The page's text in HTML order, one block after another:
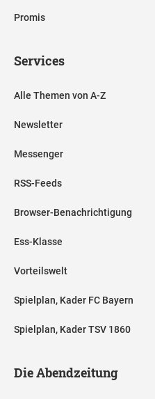
Promis
Services
Alle Themen von A-Z
Newsletter
Messenger
RSS-Feeds
Browser-Benachrichtigung
Ess-Klasse
Vorteilswelt
Spielplan, Kader FC Bayern
Spielplan, Kader TSV 1860
Die Abendzeitung